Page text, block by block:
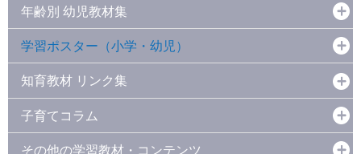
年齢別 幼児教材集
学習ポスター（小学・幼児）
知育教材 リンク集
子育てコラム
その他の学習教材・コンテンツ